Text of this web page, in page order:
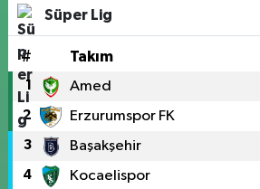
Süper Lig
# Takım
1 Amed
2 Erzurumspor FK
3 Başakşehir
4 Kocaelispor